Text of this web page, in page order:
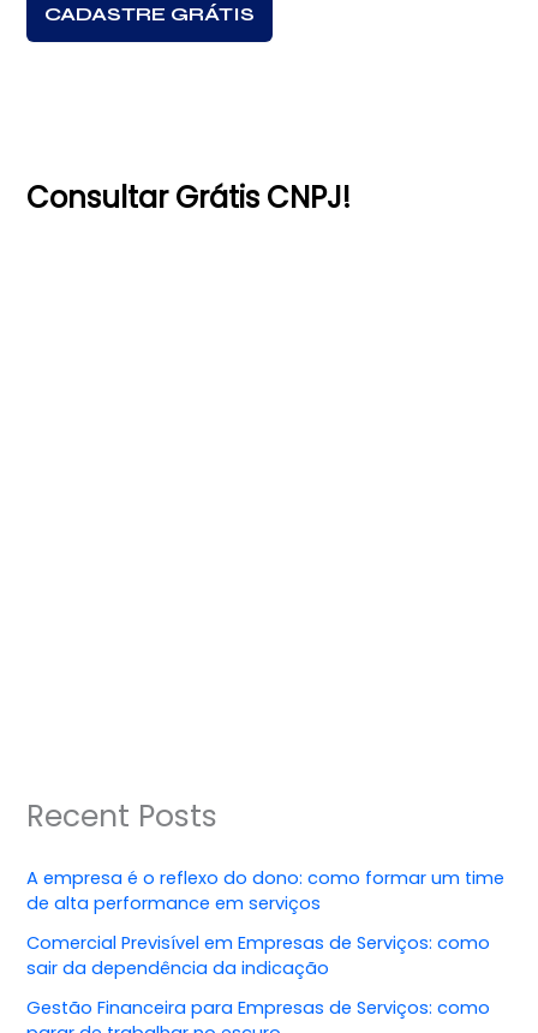
CADASTRE GRÁTIS
Consultar Grátis CNPJ!
Recent Posts
A empresa é o reflexo do dono: como formar um time
de alta performance em serviços
Comercial Previsível em Empresas de Serviços: como
sair da dependência da indicação
Gestão Financeira para Empresas de Serviços: como